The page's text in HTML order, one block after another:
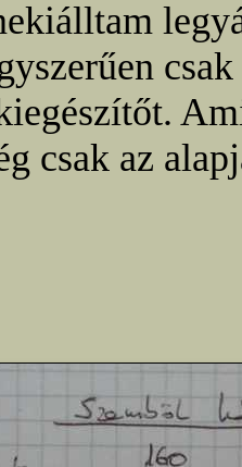
csak az